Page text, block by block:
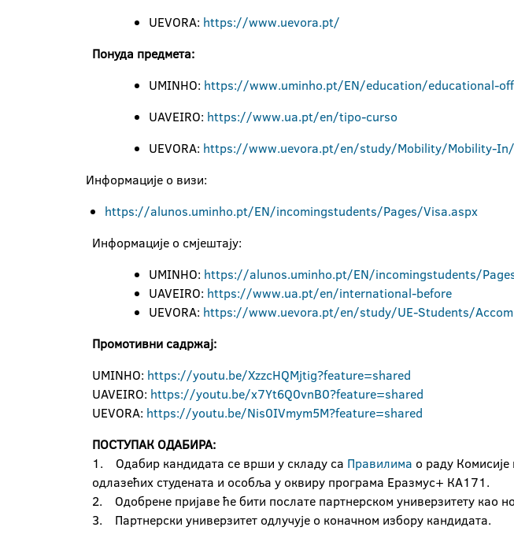
UEVORA: https://www.uevora.pt/
Понуда предмета:
UMINHO: https://www.uminho.pt/EN/education/educational-
UAVEIRO: https://www.ua.pt/en/tipo-curso
UEVORA: https://www.uevora.pt/en/study/Mobility/Mobility-
Информације о визи:
https://alunos.uminho.pt/EN/incomingstudents/Pages/Visa.aspx
Информације о смјештају:
UMINHO: https://alunos.uminho.pt/EN/incomingstudents/
UAVEIRO: https://www.ua.pt/en/international-before
UEVORA: https://www.uevora.pt/en/study/UE-Students/
Промотивни садржај:
UMINHO: https://youtu.be/XzzcHQMjtig?feature=shared
UAVEIRO: https://youtu.be/x7Yt6Q0vnB0?feature=shared
UEVORA: https://youtu.be/Nis0IVmym5M?feature=shared
ПОСТУПАК ОДАБИРА:
1. Одабир кандидата се врши у складу са Правилима о раду
одлазећих студената и особља у оквиру програма Еразмус+ КА171.
2. Одобрене пријаве ће бити послате партнерском универзитету као
3. Партнерски универзитет одлучује о коначном избору кандидата.